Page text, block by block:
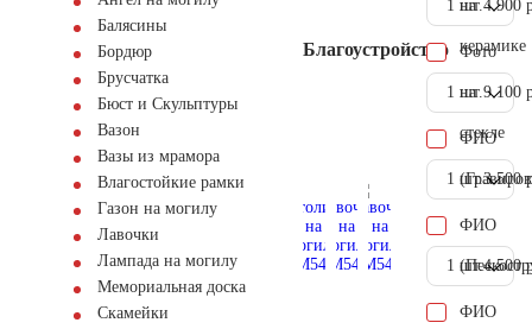
Балясины
Бордюр
Брусчатка
Бюст и Скульптуры
Вазон
Вазы из мрамора
Влагостойкие рамки
Газон на могилу
Лавочки
Лампада на могилу
Мемориальная доска
Скамейки
Благоустройство
на
керамике
1 шт. 4.900
Фото
на
стекле
1 шт. 9.100
ФИО
1 шт.3.500
ФИО
1 шт.4.500
ФИО